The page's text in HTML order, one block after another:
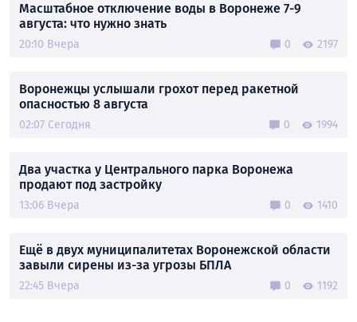
Масштабное отключение воды в Воронеже 7-9
августа: что нужно знать
20:10 Вчера 0 2197
Воронежцы услышали грохот перед ракетной
опасностью 8 августа
02:07 Сегодня 0 1994
Два участка у Центрального парка Воронежа
продают под застройку
13:06 Вчера 0 1410
Ещё в двух муниципалитетах Воронежской области
завыли сирены из-за угрозы БПЛА
22:45 Вчера 0 1192